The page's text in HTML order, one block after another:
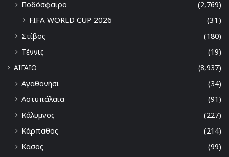
Ποδόσφαιρο
(2,769)
FIFA WORLD CUP 2026 (31)
Στίβος
(180)
Τέννις
(19)
ΑΙΓΑΙΟ
(8,937)
Αγαθονήσι
(34)
Αστυπάλαια
(91)
Κάλυμνος
(227)
Κάρπαθος
(214)
Κασος
(99)